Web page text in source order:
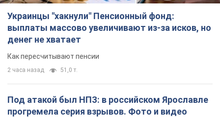
Украинцы "хакнули" Пенсионный фонд:
выплаты массово увеличивают из-за исков, но
денег не хватает
Как пересчитывают пенсии
2 часа назад 51,0 т.
Под атакой был НПЗ: в российском Ярославле
прогремела серия взрывов. Фото и видео